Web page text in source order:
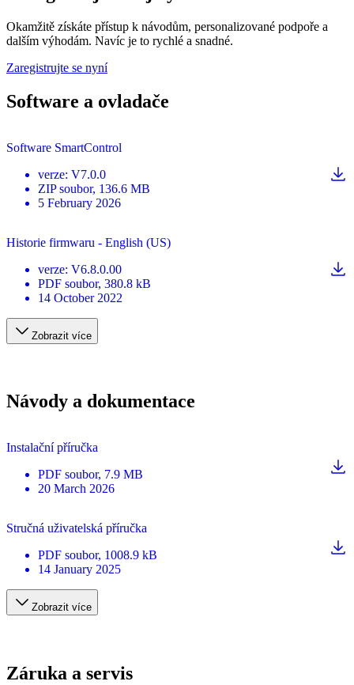
Okamžitě získáte přístup k návodům, personalizované podpoře a
dalším výhodám. Navíc je to rychlé a snadné.
Zaregistrujte se nyní
Software a ovladače
Software SmartControl
verze: V7.0.0
ZIP soubor, 136.6 MB
5 February 2026
Historie firmwaru - English (US)
verze: V6.8.0.00
PDF soubor, 380.8 kB
14 October 2022
Zobrazit více
Návody a dokumentace
Instalační příručka
PDF soubor, 7.9 MB
20 March 2026
Stručná uživatelská příručka
PDF soubor, 1008.9 kB
14 January 2025
Zobrazit více
Záruka a servis